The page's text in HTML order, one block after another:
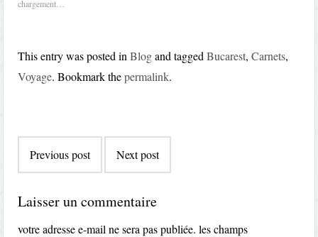
chargement…
This entry was posted inBlogand taggedBucarest,Carnets,
Voyage. Bookmark thepermalink.
navigation
Previous post Next post
Laisser un commentaire
votre adresse e-mail ne sera pas publiée. les champs